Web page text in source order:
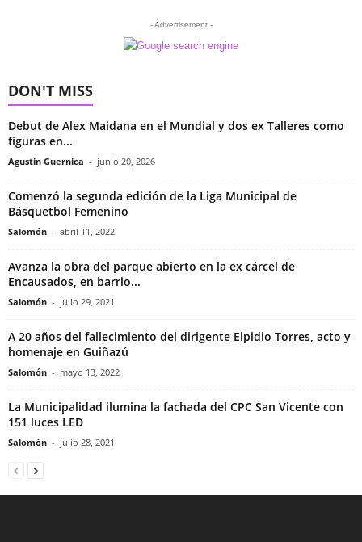
- Advertisement -
DON'T MISS
Debut de Alex Maidana en el Mundial y dos ex Talleres como
figuras en...
Agustin Guernica - junio 20, 2026
Comenzó la segunda edición de la Liga Municipal de
Básquetbol Femenino
Salomón - abril 11, 2022
Avanza la obra del parque abierto en la ex cárcel de
Encausados, en barrio...
Salomón - julio 29, 2021
A 20 años del fallecimiento del dirigente Elpidio Torres, acto y
homenaje en Guiñazú
Salomón - mayo 13, 2022
La Municipalidad ilumina la fachada del CPC San Vicente con
151 luces LED
Salomón - julio 28, 2021